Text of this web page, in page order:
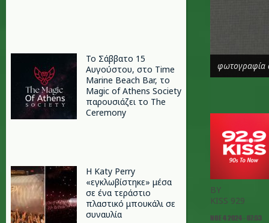
Το Σάββατο 15
Αυγούστου, στο Time
Marine Beach Bar, το
Magic of Athens Society
παρουσιάζει το The
Ceremony
H Katy Perry
«εγκλωβίστηκε» μέσα
σε ένα τεράστιο
πλαστικό μπουκάλι σε
συναυλία
φωτογραφία
BY
KISS 929
ΝΟΕ 4 2024 - 07:53